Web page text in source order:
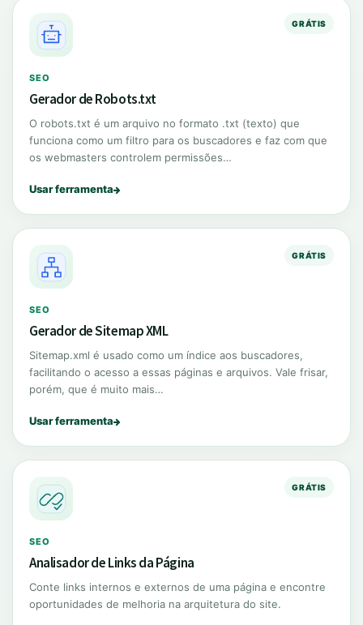
GRÁTIS
SEO
Gerador de Robots.txt
O robots.txt é um arquivo no formato .txt (texto) que
funciona como um filtro para os buscadores e faz com que
os webmasters controlem permissões…
Usar ferramenta
GRÁTIS
SEO
Gerador de Sitemap XML
Sitemap.xml é usado como um índice aos buscadores,
facilitando o acesso a essas páginas e arquivos. Vale frisar,
porém, que é muito mais…
Usar ferramenta
GRÁTIS
SEO
Analisador de Links da Página
Conte links internos e externos de uma página e encontre
oportunidades de melhoria na arquitetura do site.